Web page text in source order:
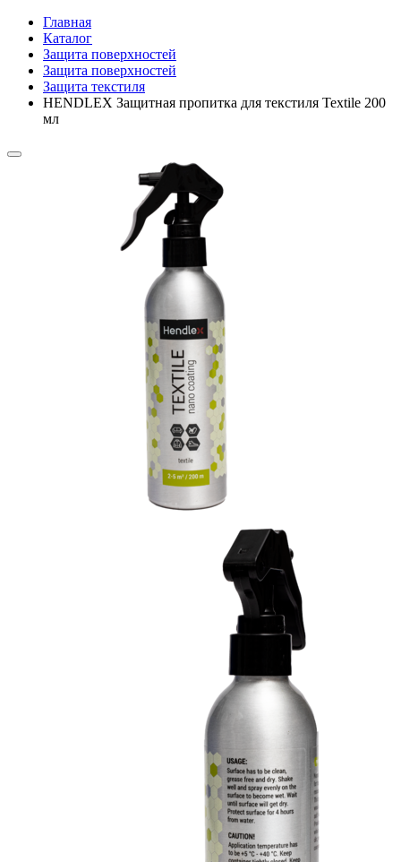
Главная
Каталог
Защита поверхностей
Защита поверхностей
Защита текстиля
HENDLEX Защитная пропитка для текстиля Textile 200
мл